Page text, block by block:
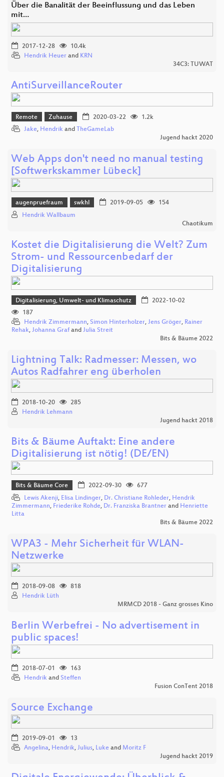
Über die Banalität der Beeinflussung und das Leben
mit…
2017-12-28
10.4k
Hendrik Heuer and KRN
34C3: TUWAT
AntiSurveillanceRouter
Remote Zuhause 2020-03-22
1.2k
Jake, Hendrik and TheGameLab
Jugend hackt 2020
Web Apps don't need no manual testing
[Softwerkskammer Lübeck]
augenpruefraum swkhl 2019-09-05
154
Hendrik Wallbaum
Chaotikum
Kostet die Digitalisierung die Welt? Zum
Strom- und Ressourcenbedarf der
Digitalisierung
Digitalisierung, Umwelt- und Klimaschutz
2022-10-02
187
Hendrik Zimmermann, Simon Hinterholzer, Jens Gröger, Rainer
Rehak, Johanna Graf and Julia Streit
Bits & Bäume 2022
Lightning Talk: Radmesser: Messen, wo
Autos Radfahrer eng überholen
2018-10-20
285
Hendrik Lehmann
Jugend hackt 2018
Bits & Bäume Auftakt: Eine andere
Digitalisierung ist nötig! (DE/EN)
Bits & Bäume Core 2022-09-30
677
Lewis Akenji, Elisa Lindinger, Dr. Christiane Rohleder, Hendrik
Zimmermann, Friederike Rohde, Dr. Franziska Brantner and Henriette
Litta
Bits & Bäume 2022
WPA3 - Mehr Sicherheit für WLAN-
Netzwerke
2018-09-08
818
Hendrik Lüth
MRMCD 2018 - Ganz grosses Kino
Berlin Werbefrei - No advertisement in
public spaces!
2018-07-01
163
Hendrik and Steffen
Fusion ConTent 2018
Source Exchange
2019-09-01
13
Angelina, Hendrik, Julius, Luke and Moritz F
Jugend hackt 2019